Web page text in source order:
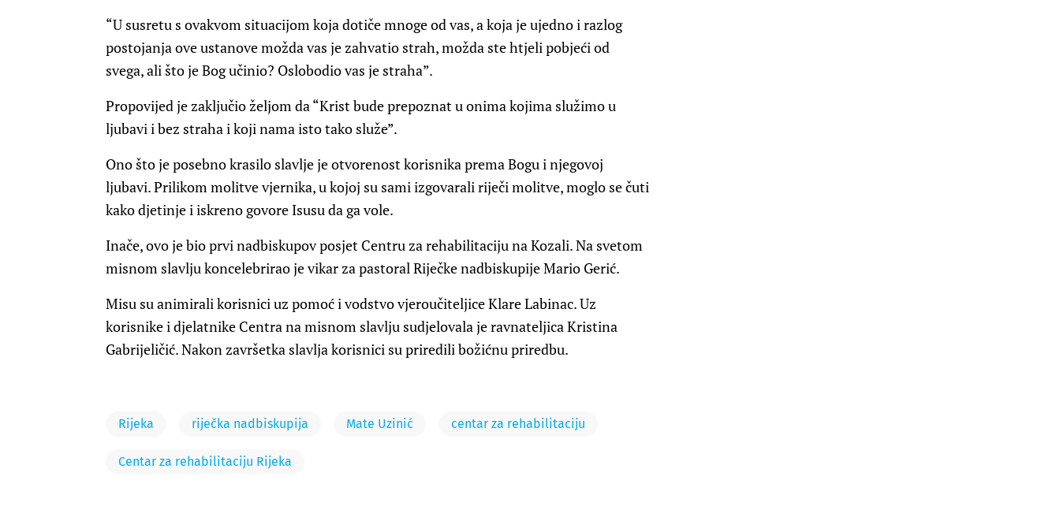
“U susretu s ovakvom situacijom koja dotiče mnoge od vas, a koja je ujedno i razlog
postojanja ove ustanove možda vas je zahvatio strah, možda ste htjeli pobjeći od
svega, ali što je Bog učinio? Oslobodio vas je straha”.
Propovijed je zaključio željom da “Krist bude prepoznat u onima kojima služimo u
ljubavi i bez straha i koji nama isto tako služe”.
Ono što je posebno krasilo slavlje je otvorenost korisnika prema Bogu i njegovoj
ljubavi. Prilikom molitve vjernika, u kojoj su sami izgovarali riječi molitve, moglo se čuti
kako djetinje i iskreno govore Isusu da ga vole.
Inače, ovo je bio prvi nadbiskupov posjet Centru za rehabilitaciju na Kozali. Na svetom
misnom slavlju koncelebrirao je vikar za pastoral Riječke nadbiskupije Mario Gerić.
Misu su animirali korisnici uz pomoć i vodstvo vjeroučiteljice Klare Labinac. Uz
korisnike i djelatnike Centra na misnom slavlju sudjelovala je ravnateljica Kristina
Gabrijeličić. Nakon završetka slavlja korisnici su priredili božićnu priredbu.
Rijeka riječka nadbiskupija Mate Uzinić centar za rehabilitaciju
Centar za rehabilitaciju Rijeka